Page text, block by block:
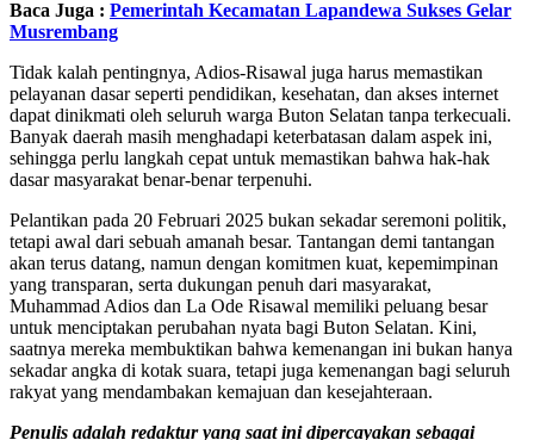
Baca Juga : Pemerintah Kecamatan Lapandewa Sukses Gelar
Musrembang
Tidak kalah pentingnya, Adios-Risawal juga harus memastikan
pelayanan dasar seperti pendidikan, kesehatan, dan akses internet
dapat dinikmati oleh seluruh warga Buton Selatan tanpa terkecuali.
Banyak daerah masih menghadapi keterbatasan dalam aspek ini,
sehingga perlu langkah cepat untuk memastikan bahwa hak-hak
dasar masyarakat benar-benar terpenuhi.
Pelantikan pada 20 Februari 2025 bukan sekadar seremoni politik,
tetapi awal dari sebuah amanah besar. Tantangan demi tantangan
akan terus datang, namun dengan komitmen kuat, kepemimpinan
yang transparan, serta dukungan penuh dari masyarakat,
Muhammad Adios dan La Ode Risawal memiliki peluang besar
untuk menciptakan perubahan nyata bagi Buton Selatan. Kini,
saatnya mereka membuktikan bahwa kemenangan ini bukan hanya
sekadar angka di kotak suara, tetapi juga kemenangan bagi seluruh
rakyat yang mendambakan kemajuan dan kesejahteraan.
Penulis adalah redaktur yang saat ini dipercayakan sebagai